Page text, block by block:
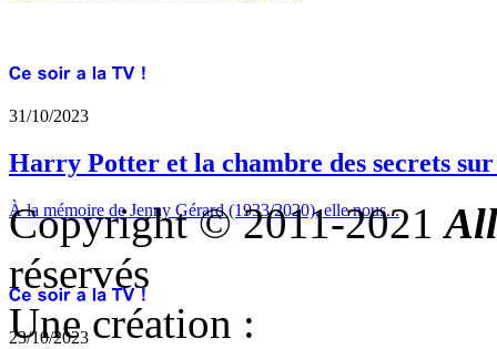
31/10/2023
Harry Potter et la chambre des secrets
À la mémoire de Jenny Gérard (1933/2020), elle nous...
23/10/2023
Copyright © 2011-2021
réservés
Une création :